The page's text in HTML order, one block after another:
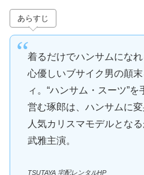
あらすじ
着るだけでハンサムにな
心優しいブサイク男の顛
ィ。“ハンサム・スーツ”
営む琢郎は、ハンサムに
人気カリスマモデルとな
武雅主演。
TSUTAYA 宅配レンタルHP